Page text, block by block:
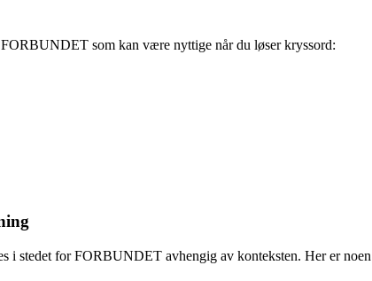
som kan være nyttige når du løser kryssord:
i stedet for FORBUNDET avhengig av konteksten. Her er